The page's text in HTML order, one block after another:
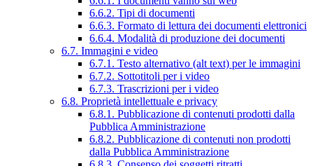
6.6.2. Tipi di documenti
6.6.3. Formato di lettura dei documenti elettronici
6.6.4. Modalità di produzione dei documenti
6.7. Immagini e video
6.7.1. Testo alternativo (alt text) per le immagini
6.7.2. Sottotitoli per i video
6.7.3. Trascrizioni per i video
6.8. Proprietà intellettuale e privacy
6.8.1. Pubblicazione di contenuti prodotti dalla
Pubblica Amministrazione
6.8.2. Pubblicazione di contenuti non prodotti
dalla Pubblica Amministrazione